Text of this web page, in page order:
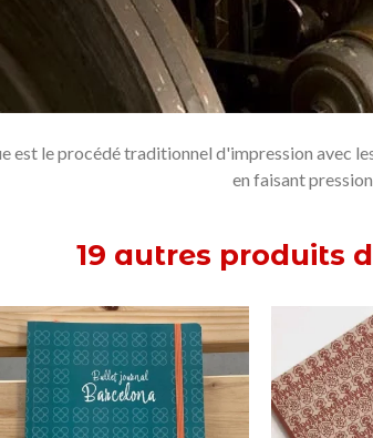
le procédé traditionnel d'impression avec
en faisant
19 autres produits
Casa